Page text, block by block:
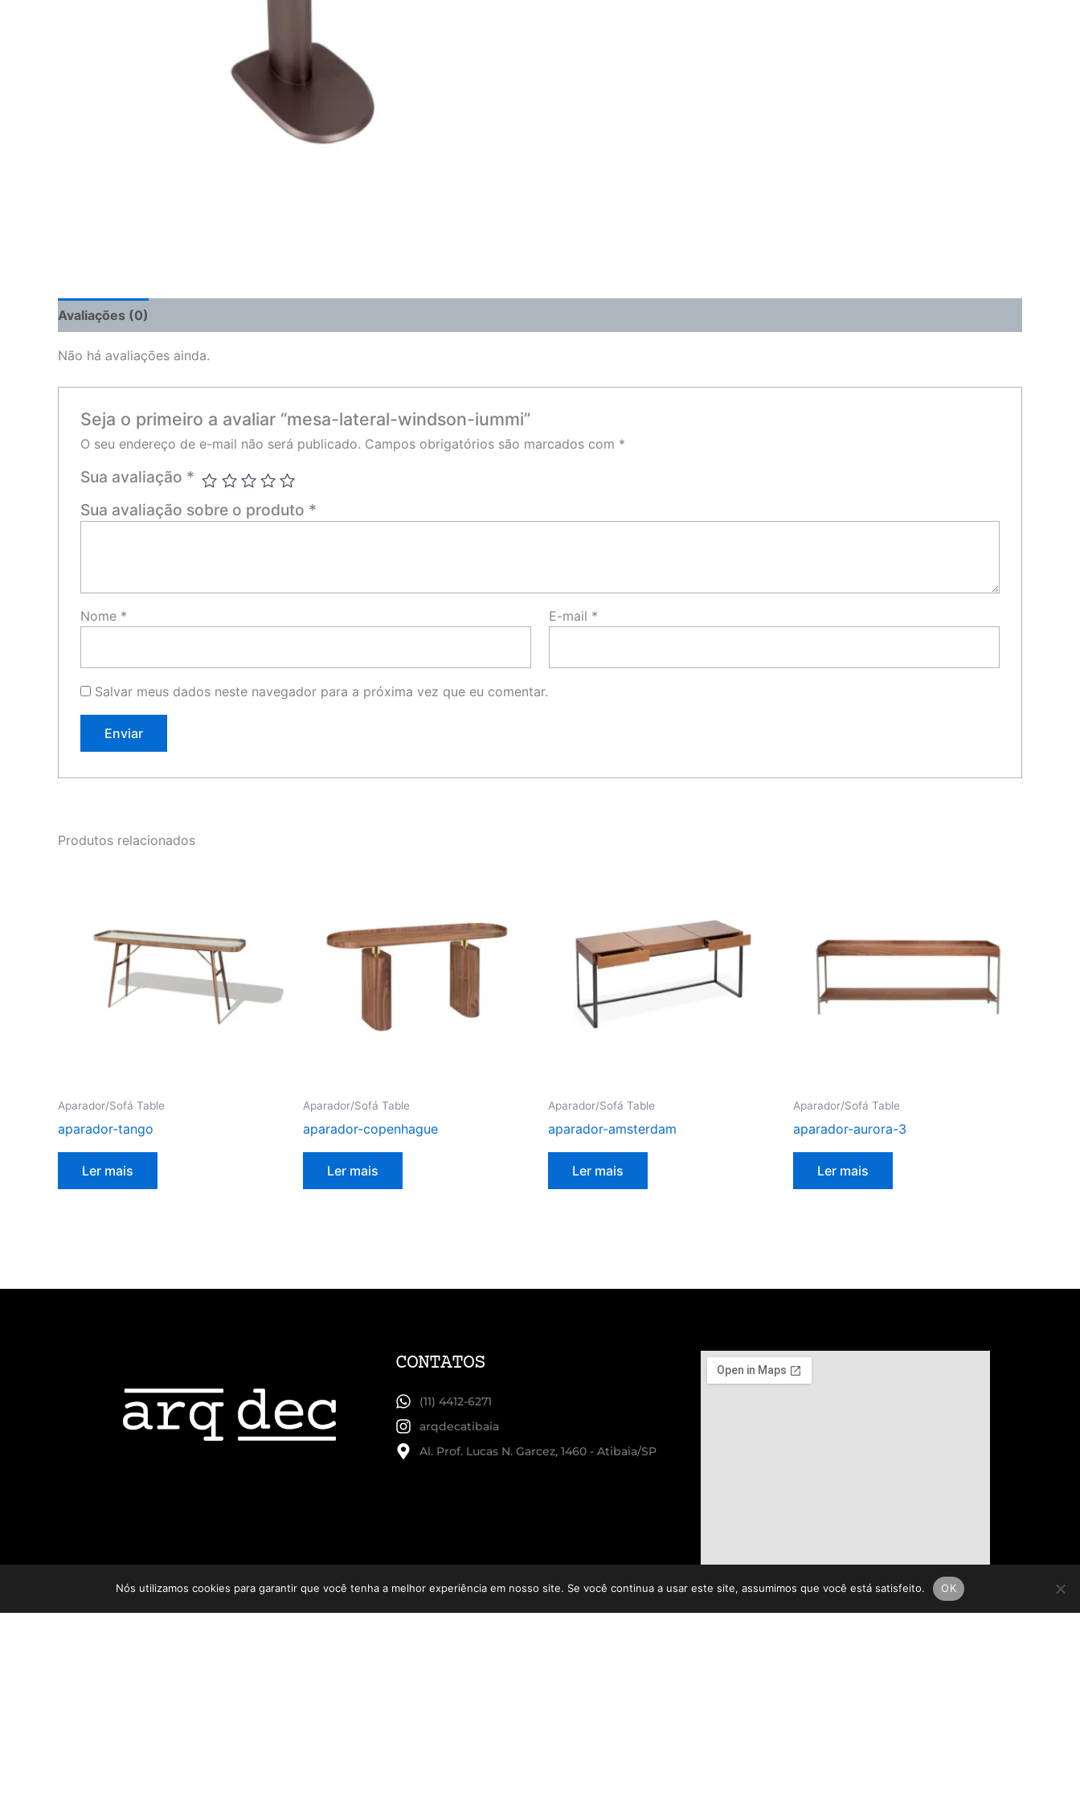
Avaliações (0)
Não há avaliações ainda.
Seja o primeiro a avaliar “mesa-lateral-windson-iummi”
O seu endereço de e-mail não será publicado. Campos obrigatórios são marcados com *
Sua avaliação *
Sua avaliação sobre o produto *
Nome * E-mail *
Salvar meus dados neste navegador para a próxima vez que eu comentar.
Produtos relacionados
Aparador/Sofá Table
aparador-tango
Ler mais
Aparador/Sofá Table
aparador-copenhague
Ler mais
Aparador/Sofá Table
aparador-amsterdam
Ler mais
Aparador/Sofá Table
aparador-aurora-3
Ler mais
CONTATOS
(11) 4412-6271
arqdecatibaia
Al. Prof. Lucas N. Garcez, 1460 - Atibaia/SP
Nós utilizamos cookies para garantir que você tenha a melhor experiência em nosso site. Se você continua a usar este site, assumimos que você está satisfeito. OK